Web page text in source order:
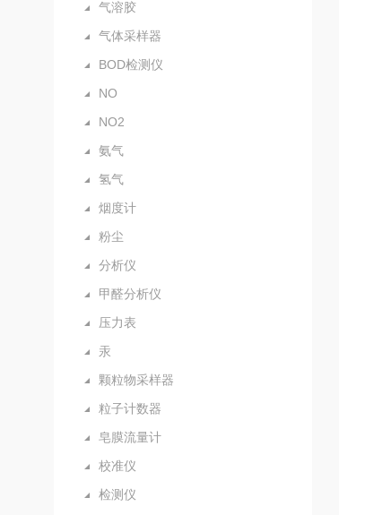
气溶胶
气体采样器
BOD检测仪
NO
NO2
氨气
氢气
烟度计
粉尘
分析仪
甲醛分析仪
压力表
汞
颗粒物采样器
粒子计数器
皂膜流量计
校准仪
检测仪